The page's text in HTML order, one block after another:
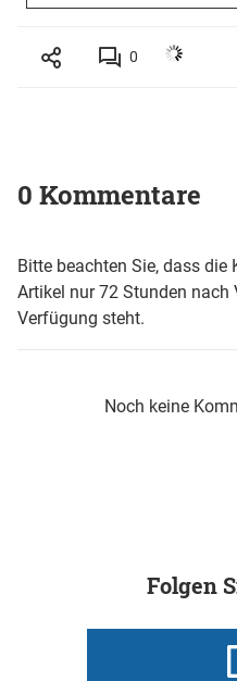
0
0 Kommentare
Bitte beachten Sie, dass
Artikel nur 72 Stunden
Verfügung steht.
Noch keine
Folgen